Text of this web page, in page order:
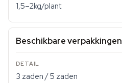
1,5–2kg/plant
Beschikbare verpakkingen
3 zaden / 5 zaden